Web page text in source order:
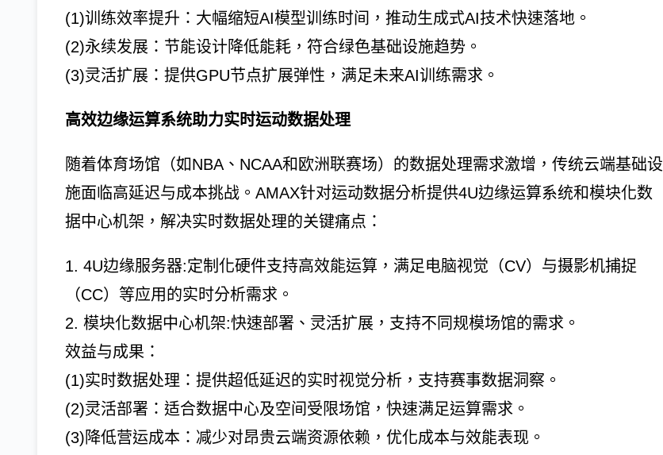
(1)训练效率提升：大幅缩短AI模型训练时间，推动生成式AI技术快速落地。
(2)永续发展：节能设计降低能耗，符合绿色基础设施趋势。
(3)灵活扩展：提供GPU节点扩展弹性，满足未来AI训练需求。
高效边缘运算系统助力实时运动数据处理
随着体育场馆（如NBA、NCAA和欧洲联赛场）的数据处理需求激增，传统云端基础设
施面临高延迟与成本挑战。AMAX针对运动数据分析提供4U边缘运算系统和模块化数
据中心机架，解决实时数据处理的关键痛点：
1. 4U边缘服务器:定制化硬件支持高效能运算，满足电脑视觉（CV）与摄影机捕捉
（CC）等应用的实时分析需求。
2. 模块化数据中心机架:快速部署、灵活扩展，支持不同规模场馆的需求。
效益与成果：
(1)实时数据处理：提供超低延迟的实时视觉分析，支持赛事数据洞察。
(2)灵活部署：适合数据中心及空间受限场馆，快速满足运算需求。
(3)降低营运成本：减少对昂贵云端资源依赖，优化成本与效能表现。